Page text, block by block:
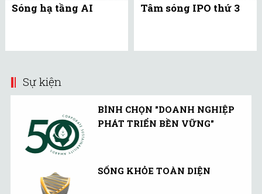
Sóng hạ tầng AI Tâm sóng IPO thứ 3
Sự kiện
BÌNH CHỌN "DOANH NGHIỆP
PHÁT TRIỂN BỀN VỮNG"
SỐNG KHỎE TOÀN DIỆN